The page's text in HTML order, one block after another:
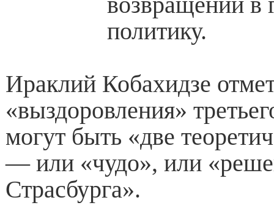
политику.
Ираклий Кобахидзе
«выздоровления»
могут быть «две
— или «чудо», или
Страсбурга».